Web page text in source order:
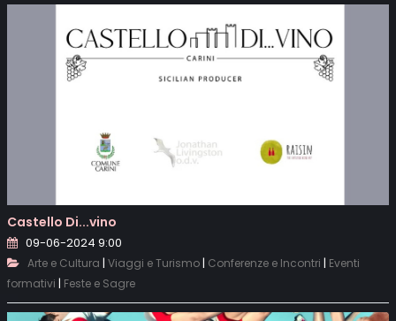
Castello Di...vino
09-06-2024 9:00
Arte e Cultura | Viaggi e Turismo| Conferenze e Incontri | Eventi
formativi | Feste e Sagre